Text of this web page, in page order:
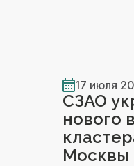
17 июля
СЗАО
нового
Москвы